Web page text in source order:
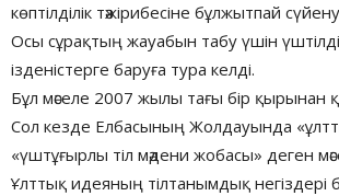
көптілділік тәжірибесіне бұлжытпай
Осы сұрақтың жауабын табу үшін
ізденістерге баруға тура келді.
Бұл мәселе 2007 жылы тағы бір қырынан
Сол кезде Елбасының Жолдауында
«үштұғырлы тіл мәдени жобасы» деген
Ұлттық идеяның тілтанымдық негіздері